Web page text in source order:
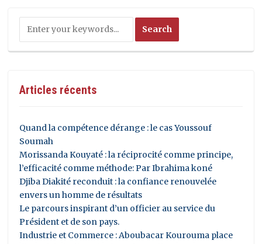
Articles récents
Quand la compétence dérange : le cas Youssouf
Soumah
Morissanda Kouyaté : la réciprocité comme principe,
l’efficacité comme méthode: Par Ibrahima koné
Djiba Diakité reconduit : la confiance renouvelée
envers un homme de résultats
Le parcours inspirant d’un officier au service du
Président et de son pays.
Industrie et Commerce : Aboubacar Kourouma place